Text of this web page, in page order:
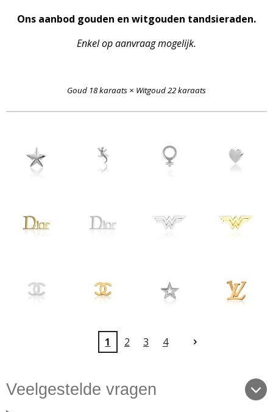
Ons aanbod gouden en witgouden tandsieraden.
Enkel op aanvraag mogelijk.
Goud 18 karaats × Witgoud 22 karaats
1 2 3 4
Veelgestelde vragen